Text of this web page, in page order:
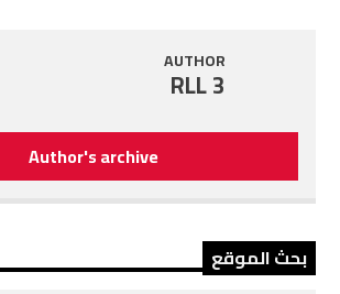
AUTHOR
RLL 3
Author's archive
بحث الموقع